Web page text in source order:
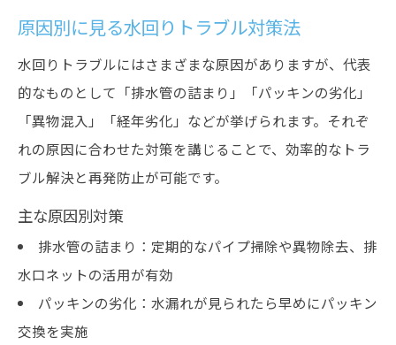
原因別に見る水回りトラブル対策法
水回りトラブルにはさまざまな原因がありますが、代表
的なものとして「排水管の詰まり」「パッキンの劣化」
「異物混入」「経年劣化」などが挙げられます。それぞ
れの原因に合わせた対策を講じることで、効率的なトラ
ブル解決と再発防止が可能です。
主な原因別対策
排水管の詰まり：定期的なパイプ掃除や異物除去、排
水口ネットの活用が有効
パッキンの劣化：水漏れが見られたら早めにパッキン
交換を実施